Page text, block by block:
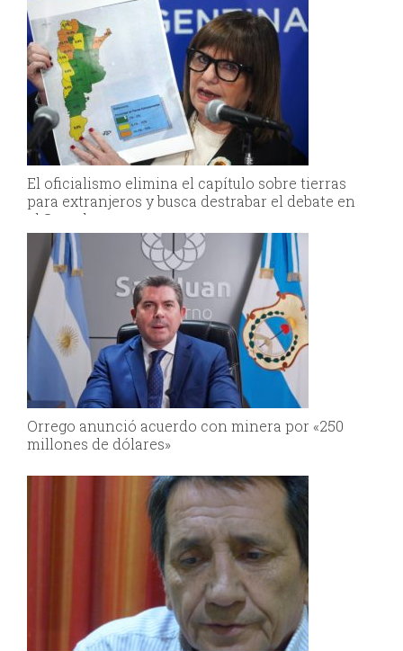
El oficialismo elimina el capítulo sobre tierras
para extranjeros y busca destrabar el debate en
el Senado
Orrego anunció acuerdo con minera por «250
millones de dólares»